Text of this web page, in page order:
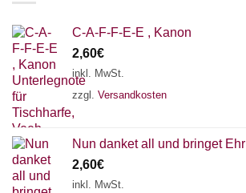
C-A-F-F-E-E , Kanon
2,60€
inkl. MwSt.
zzgl. Versandkosten
Nun danket all und bringet Ehr
2,60€
inkl. MwSt.